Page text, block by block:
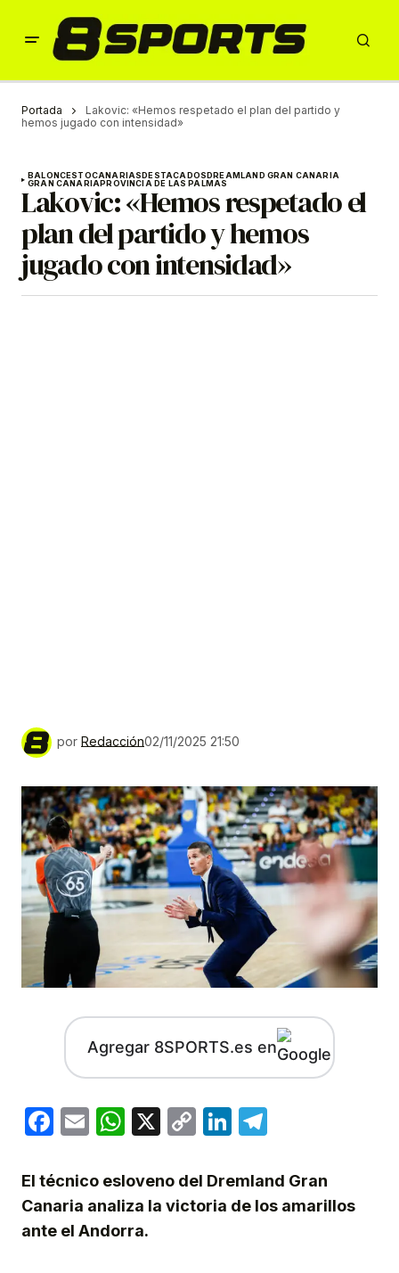
Portada
Lakovic: «Hemos respetado el plan del partido y
hemos jugado con intensidad»
BALONCESTOCANARIASDESTACADOSDREAMLAND GRAN CANARIA
GRAN CANARIAPROVINCIA DE LAS PALMAS
Lakovic: «Hemos respetado el
plan del partido y hemos
jugado con intensidad»
por Redacción02/11/2025 21:50
Agregar 8SPORTS.es en
Facebook
EmailWhatsApp
X
CopyLinkedIn
El técnico esloveno del Dremland Gran
Canaria analiza la victoria de los amarillos
ante el Andorra.